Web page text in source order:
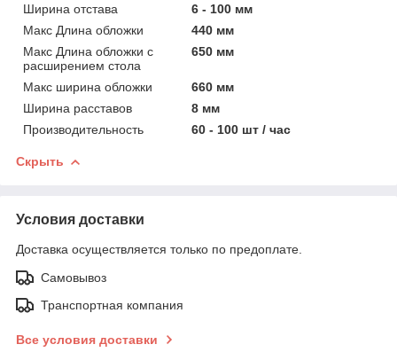
Ширина отстава
6 - 100 мм
Макс Длина обложки
440 мм
Макс Длина обложки с
расширением стола
650 мм
Макс ширина обложки
660 мм
Ширина расставов
8 мм
Производительность
60 - 100 шт / час
Скрыть
Условия доставки
Доставка осуществляется только по предоплате.
Самовывоз
Транспортная компания
Все условия доставки